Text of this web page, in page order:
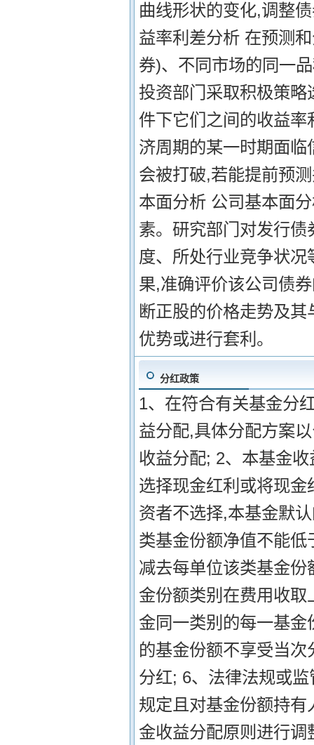
曲线形状的变化,调整
益率利差分析 在预测
券)、不同市场的同一
投资部门采取积极策
件下它们之间的收益
济周期的某一时期面
会被打破,若能提前预
本面分析 公司基本面
素。研究部门对发行
度、所处行业竞争状况
果,准确评价该公司债
断正股的价格走势及
优势或进行套利。
分红政策
1、在符合有关基金分
益分配,具体分配方案
收益分配; 2、本基金
选择现金红利或将现
资者不选择,本基金默
类基金份额净值不能
减去每单位该类基金
金份额类别在费用收
金同一类别的每一基
的基金份额不享受当
分红; 6、法律法规或
规定且对基金份额持
金收益分配原则进行